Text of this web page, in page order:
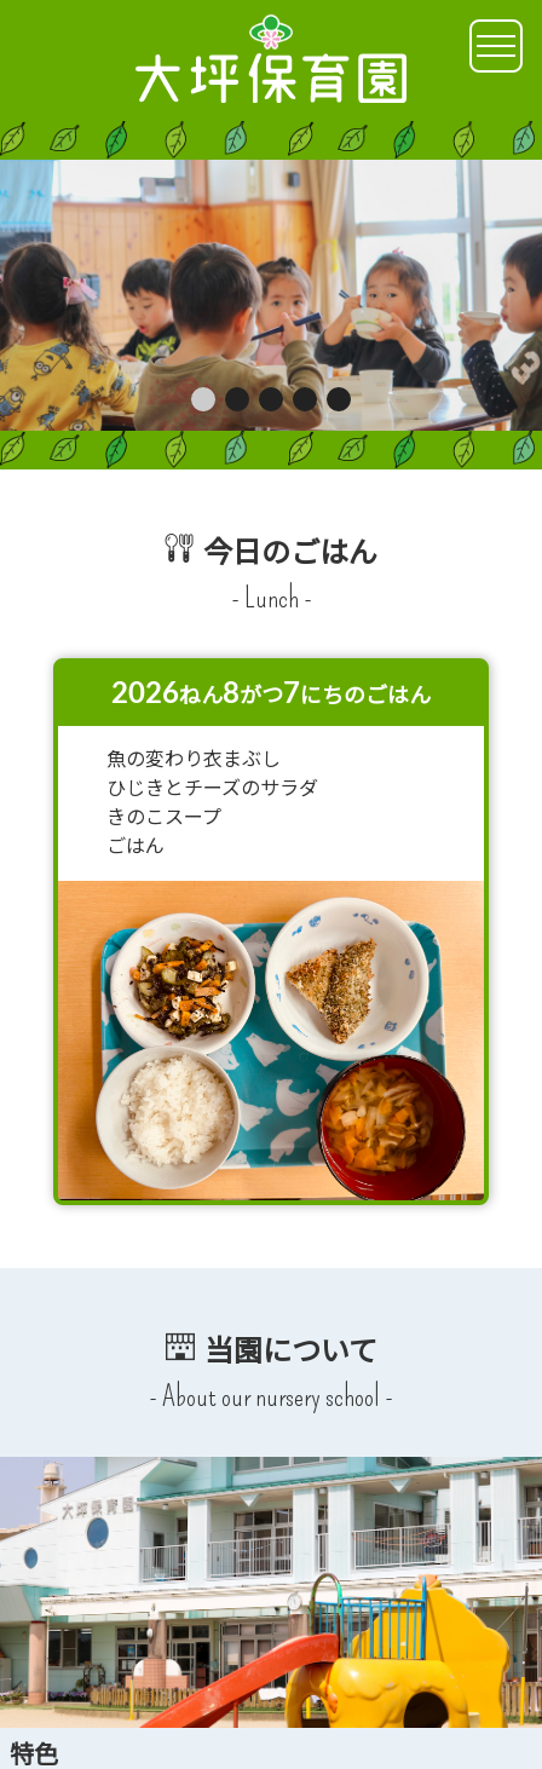
今日のごはん
- Lunch -
2026ねん8がつ7にちのごはん
魚の変わり衣まぶし
ひじきとチーズのサラダ
きのこスープ
ごはん
当園について
- About our nursery school -
特色